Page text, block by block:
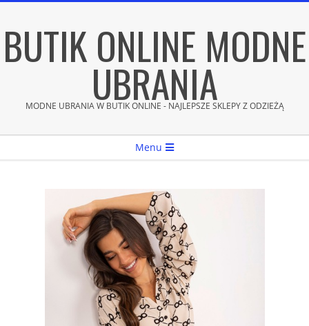
content
BUTIK ONLINE MODNE
UBRANIA
MODNE UBRANIA W BUTIK ONLINE - NAJLEPSZE SKLEPY Z ODZIEŻĄ
Menu